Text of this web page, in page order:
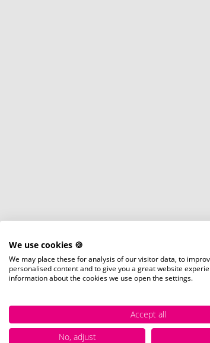
We use cookies 🍪
We may place these for analysis of our visitor data, to
personalised content and to give you a great website
information about the cookies we use open the settings.
Accept all
No, adjust